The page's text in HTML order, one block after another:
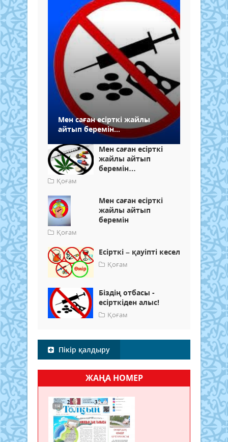
Мен саған есірткі жайлы
айтып беремін...
Мен саған есірткі
жайлы айтып
беремін…
Қоғам
Мен саған есірткі
жайлы айтып
беремін
Қоғам
Есірткі – қауіпті кесел
Қоғам
Біздің отбасы -
есірткіден алыс!
Қоғам
Пікір қалдыру
ЖАҢА НОМЕР